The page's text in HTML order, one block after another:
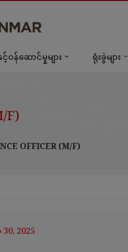
င့်ဝန်ဆောင်မှုများ ရုံးခွဲများ
F)
OFFICER (M/F)
2025